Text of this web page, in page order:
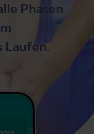
Phasen
Laufen.